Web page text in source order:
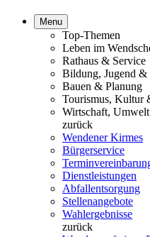
Menu
Top-Themen
Leben im
Rathaus & Service
Bildung, Jugend &
Bauen & Planung
Tourismus, Kultur
Wirtschaft,
zurück
Wendener Kirmes
Bürgerservice
Dienstleistungen
Abfallentsorgung
Stellenangebote
Wahlergebnisse
zurück